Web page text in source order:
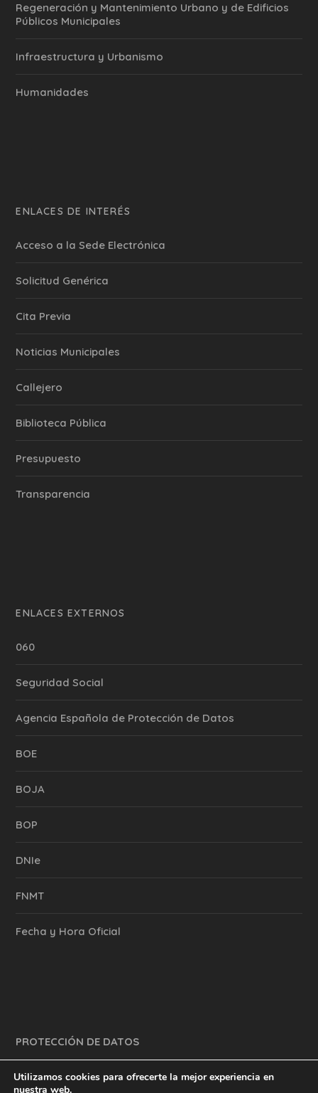
Regeneración y Mantenimiento Urbano y de Edificios
Públicos Municipales
Infraestructura y Urbanismo
Humanidades
ENLACES DE INTERÉS
Acceso a la Sede Electrónica
Solicitud Genérica
Cita Previa
‎Noticias Municipales
Callejero
Biblioteca Pública
Presupuesto
Transparencia
ENLACES EXTERNOS
060
Seguridad Social
Agencia Española de Protección de Datos
BOE
BOJA
BOP
DNIe
FNMT
Fecha y Hora Oficial
PROTECCIÓN DE DATOS
Utilizamos cookies para ofrecerte la mejor experiencia en
nuestra web.